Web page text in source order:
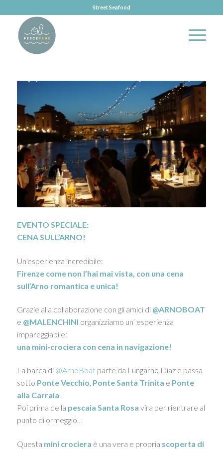
Street Seafood
EVENTO SPECIALE:
CENA SULL’ARNO!
Un’esperienza incredibile:
Firenze come non l’hai mai vista, con una cena
sull’Arno romantica e unica!
Grazie alla collaborazione con gli amici di@ARNOBOAT
e @MALENCHINI organizziamo un’ esperienza
impareggiabile:
una mini-crociera con cena in navigazione!
La barca di @ArnoBoatparte da Lungarno Diaz e passa
sotto Ponte Vecchio, Ponte Santa Trinita e Ponte
alla Carraia.
Poi prima della pescaia Santa Rosa vira per rientrare al
punto di ormeggio…
Questa mini crociera è una vera e propria scoperta di